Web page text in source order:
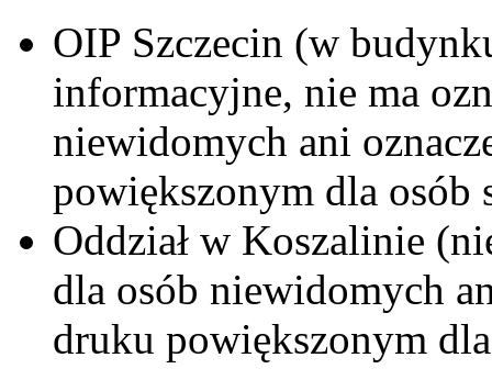
OIP Szczecin (w
informacyjne, nie ma
niewidomych ani
powiększonym dla osób
Oddział w Koszalinie
dla osób niewidomych
druku powiększonym